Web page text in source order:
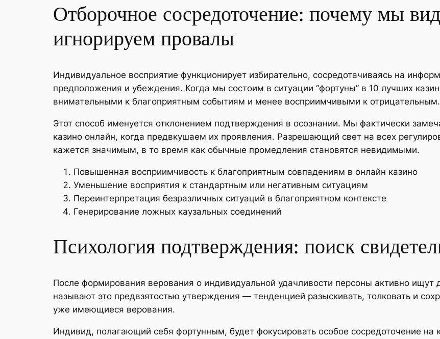
Отборочное сосредоточение: почему мы
игнорируем провалы
Индивидуальное восприятие функционирует избирательно, сосредотачиваясь на
предположения и убеждения. Когда мы состоим в ситуации “фортуны” в 10 лучших
внимательными к благоприятным событиям и менее восприимчивыми к отрицательным.
Этот способ именуется отклонением подтверждения в осознании. Мы фактически
казино онлайн, когда предвкушаем их проявления. Разрешающий свет на всех
кажется значимым, в то время как обычные промедления становятся невидимыми.
Повышенная восприимчивость к благоприятным совпадениям в онлайн казино
Уменьшение восприятия к стандартным или негативным ситуациям
Переинтерпретация безразличных ситуаций в благоприятном контексте
Генерирование ложных каузальных соединений
Психология подтверждения: поиск
После формирования верования о индивидуальной удачливости персоны активно ищут
называют это предвзятостью утверждения — тенденцией разыскивать, толковать и
уже имеющиеся верования.
Индивид, полагающий себя фортунным, будет фокусировать особое сосредоточение на